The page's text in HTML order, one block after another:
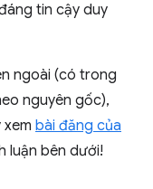
tin cậy duy
ngoài (có trong
nguyên gốc),
bài đăng của
luận bên dưới!